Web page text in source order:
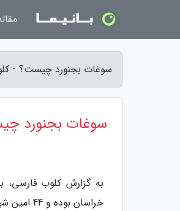
سوغات بجنورد چیست؟ -
سوغات بجنورد
به گزارش کلوب فارسی،
خراسان بوده و 44 امین شهر کشور به شمار می آید. این شهر سوغاتی های زیادی هم دارد که در مقاله معرفی می شوند.